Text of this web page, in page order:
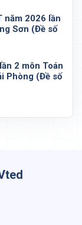
năm 2026 lần
Sơn (Đề số
2 môn Toán
Phòng (Đề số